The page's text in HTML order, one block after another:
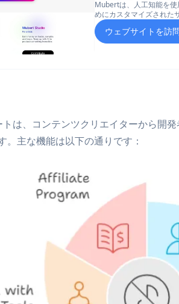
Mubertは、人工知能を
めにカスタマイズされた
ー音楽エコシステムです。
ウェブサイトを訪
は、コンテンツクリエイターから開
。主な機能は以下の通りです：